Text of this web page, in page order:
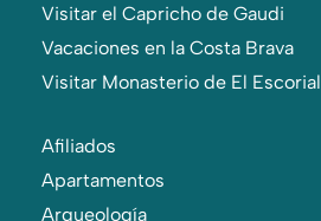
Visitar el Capricho de Gaudi
Vacaciones en la Costa Brava
Visitar Monasterio de El Escorial
Afiliados
Apartamentos
Arqueología